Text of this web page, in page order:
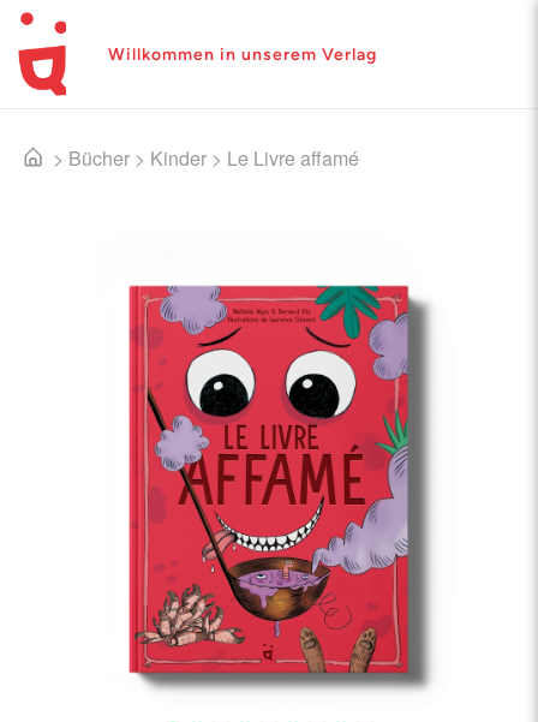
Willkommen in unserem Verlag
> Bücher > Kinder > Le Livre affamé